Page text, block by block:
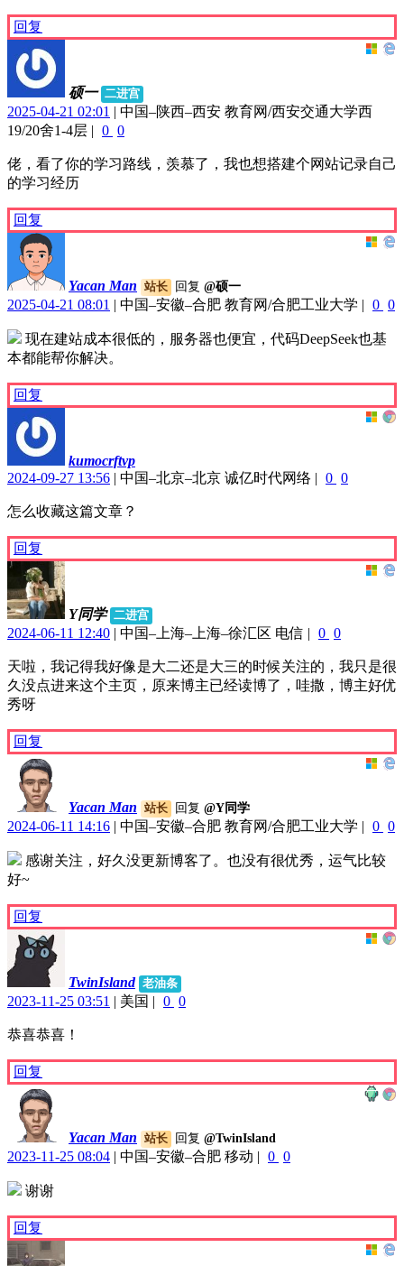
回复
硕一 二进宫
2025-04-21 02:01 | 中国–陕西–西安 教育网/西安交通大学西
19/20舍1-4层 | 0 0
佬，看了你的学习路线，羡慕了，我也想搭建个网站记录自己
的学习经历
回复
Yacan Man 站长 回复 @硕一
2025-04-21 08:01 | 中国–安徽–合肥 教育网/合肥工业大学 | 0 0
现在建站成本很低的，服务器也便宜，代码DeepSeek也基
本都能帮你解决。
回复
kumocrftvp
2024-09-27 13:56 | 中国–北京–北京 诚亿时代网络 | 0 0
怎么收藏这篇文章？
回复
Y同学 二进宫
2024-06-11 12:40 | 中国–上海–上海–徐汇区 电信 | 0 0
天啦，我记得我好像是大二还是大三的时候关注的，我只是很
久没点进来这个主页，原来博主已经读博了，哇撒，博主好优
秀呀
回复
Yacan Man 站长 回复 @Y同学
2024-06-11 14:16 | 中国–安徽–合肥 教育网/合肥工业大学 | 0 0
感谢关注，好久没更新博客了。也没有很优秀，运气比较
好~
回复
TwinIsland 老油条
2023-11-25 03:51 | 美国 | 0 0
恭喜恭喜！
回复
Yacan Man 站长 回复 @TwinIsland
2023-11-25 08:04 | 中国–安徽–合肥 移动 | 0 0
谢谢
回复